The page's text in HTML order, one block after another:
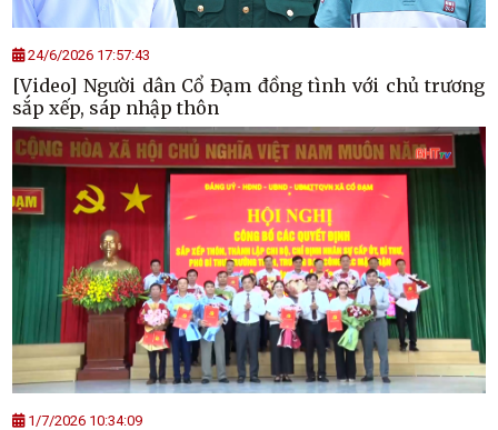
24/6/2026 17:57:43
[Video] Người dân Cổ Đạm đồng tình với chủ trương
sắp xếp, sáp nhập thôn
1/7/2026 10:34:09